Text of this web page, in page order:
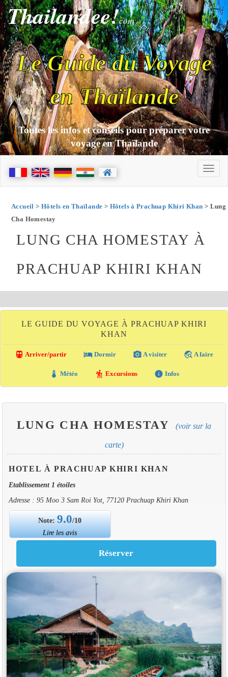
Thailandee!com
Le Guide du Voyage
en Thaïlande
Toutes les infos et conseils pour préparer votre
voyage en Thaïlande
Accueil > Hôtels en Thaïlande > Hôtels à Prachuap Khiri Khan > Lung
Cha Homestay
LUNG CHA HOMESTAY À
PRACHUAP KHIRI KHAN
LE GUIDE DU VOYAGE À PRACHUAP KHIRI
KHAN
directions_transit Arriver/partir local_hotel Dormir photo_camera A visiter travel_explore A faire
thermostat Météo hiking Excursions info Infos
LUNG CHA HOMESTAY (voir sur la
carte)
HOTEL À PRACHUAP KHIRI KHAN
Etablissement 1 étoiles
Adresse : 95 Moo 3 Sam Roi Yot, 77120 Prachuap Khiri Khan
Note:9.0/10
Lire les avis